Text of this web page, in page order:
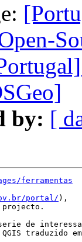
by: [
ferramentas
portal/ ),
projecto.
serie de
traduzido em